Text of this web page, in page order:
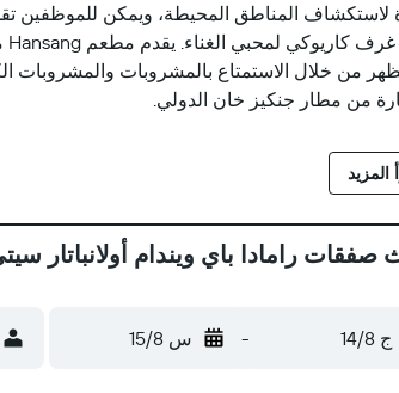
لاستكشاف المناطق المحيطة، ويمكن للموظفين
من مطار جنكيز خان الدولي.
المزيد
صفقات رامادا باي ويندام أولانباتار
ج 14/8 - س 15/8